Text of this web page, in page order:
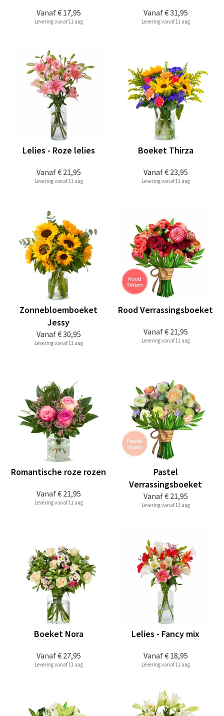
Vanaf€ 17,95
Levering vanaf 11 aug
Vanaf€ 31,95
Levering vanaf 11 aug
Vanaf€ 21,95
Lelies - Roze lelies
Levering vanaf 11 aug
Vanaf€ 23,95
Boeket Thirza
Levering vanaf 11 aug
Vanaf€ 30,95
Zonnebloemboeket
Jessy
Levering vanaf 11 aug
Vanaf€ 21,95
Rood Verrassingsboeket
Levering vanaf 11 aug
Vanaf€ 21,95
Romantische roze rozen
Levering vanaf 11 aug
Vanaf€ 21,95
Pastel
Verrassingsboeket
Levering vanaf 11 aug
Vanaf€ 27,95
Boeket Nora
Levering vanaf 11 aug
Vanaf€ 18,95
Lelies - Fancy mix
Levering vanaf 11 aug